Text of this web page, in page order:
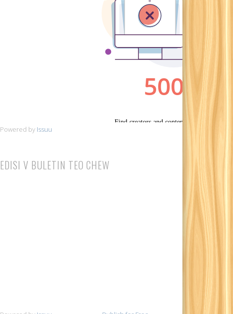
Powered by Issuu
EDISI V BULETIN TEO CHEW